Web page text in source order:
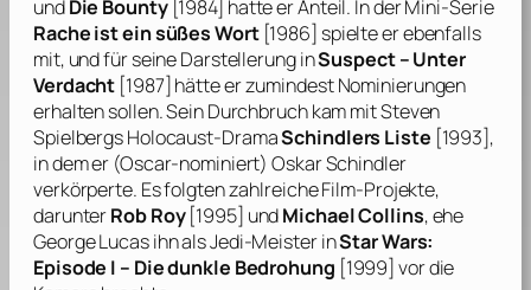
undDie Bounty[1984] hatte er Anteil. In der Mini-Serie
Rache ist ein süßes Wort[1986] spielte er ebenfalls
mit, und für seine Darstellerung inSuspect – Unter
Verdacht [1987] hätte er zumindest Nominierungen
erhalten sollen. Sein Durchbruch kam mitSteven
SpielbergsHolocaust-DramaSchindlers Liste [1993],
in dem er (Oscar-nominiert) Oskar Schindler
verkörperte. Es folgten zahlreiche Film-Projekte,
darunterRob Roy[1995] undMichael Collins, ehe
George Lucasihn als Jedi-Meister inStar Wars:
Episode I – Die dunkle Bedrohung [1999] vor die